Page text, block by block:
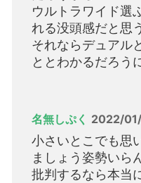
ウルトラワイド選
れる没頭感だと思
それならデュアル
ととわかるだろう
名無しぷく 2022/
小さいとこでも思
ましょう姿勢いら
批判するなら本当